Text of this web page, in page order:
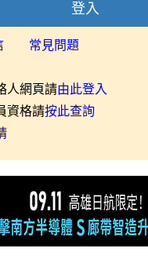
登入
常見問題
人網頁請由此登入
資格請按此查詢